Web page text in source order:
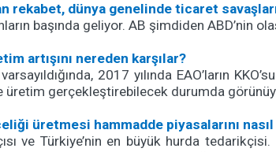
rekabet, dünya genelinde ticaret
başında geliyor. AB şimdiden ABD’nin
artışını nereden karşılar?
2017 yılında EAO’ların
üretim gerçekleştirebilecek durumda
üretmesi hammadde piyasalarını
ve Türkiye’nin en büyük hurda